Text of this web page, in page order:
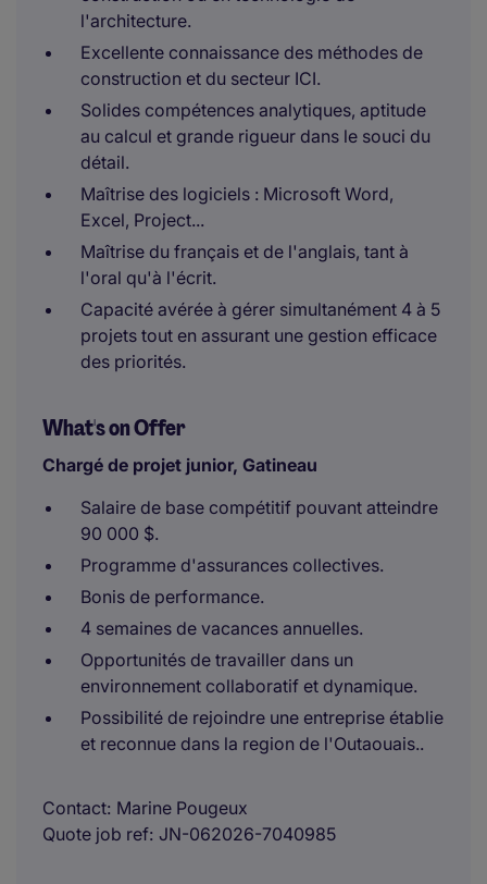
l'architecture.
Excellente connaissance des méthodes de
construction et du secteur ICI.
Solides compétences analytiques, aptitude
au calcul et grande rigueur dans le souci du
détail.
Maîtrise des logiciels : Microsoft Word,
Excel, Project...
Maîtrise du français et de l'anglais, tant à
l'oral qu'à l'écrit.
Capacité avérée à gérer simultanément 4 à 5
projets tout en assurant une gestion efficace
des priorités.
What's on Offer
Chargé de projet junior, Gatineau
Salaire de base compétitif pouvant atteindre
90 000 $.
Programme d'assurances collectives.
Bonis de performance.
4 semaines de vacances annuelles.
Opportunités de travailler dans un
environnement collaboratif et dynamique.
Possibilité de rejoindre une entreprise établie
et reconnue dans la region de l'Outaouais..
Contact Marine Pougeux
Quote job ref JN-062026-7040985